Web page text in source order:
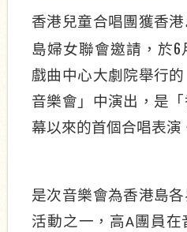
香港兒童合唱團獲香
島婦女聯會邀請，於6
戲曲中心大劇院舉行
音樂會」中演出，是
幕以來的首個合唱表演
是次音樂會為香港島
活動之一，高A 團員在